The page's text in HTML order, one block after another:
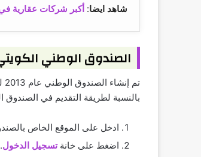
شاهد ايضا: أكبر شركات عقارية
الصندوق الوطني
بالنسبة لطريقة التقديم في الصندوق
ادخل على الموقع الخاص
اضغط على خانةتسجيل الدخول.